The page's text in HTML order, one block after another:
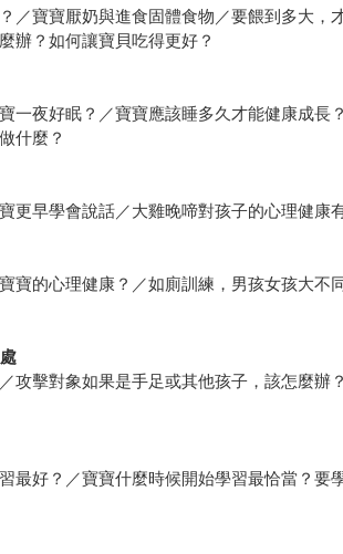
寶寶厭奶與進食固體食物／要餵到多大，
辦？如何讓寶貝吃得更好？
一夜好眠？／寶寶應該睡多久才能健康成
什麼？
更早學會說話／大雞晚啼對孩子的心理健康
寶的心理健康？／如廁訓練，男孩女孩大
攻擊對象如果是手足或其他孩子，該怎麼
最好？／寶寶什麼時候開始學習最恰當？要